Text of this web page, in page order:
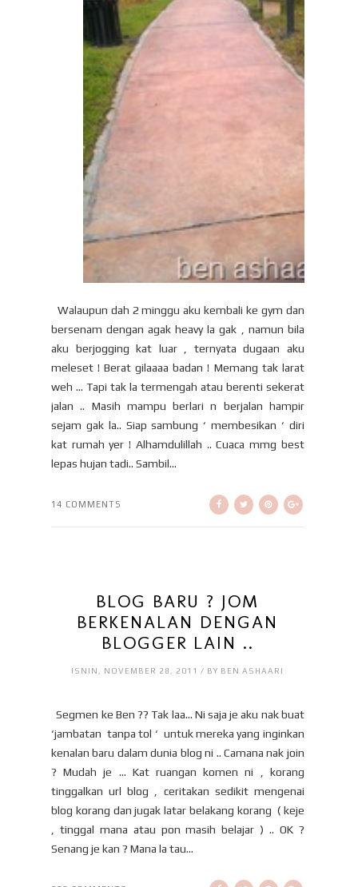
Walaupun dah 2 minggu aku kembali ke gym dan
bersenam dengan agak heavy la gak , namun bila
aku berjogging kat luar , ternyata dugaan aku
meleset ! Berat gilaaaa badan ! Memang tak larat
weh … Tapi tak la termengah atau berenti sekerat
jalan .. Masih mampu berlari n berjalan hampir
sejam gak la.. Siap sambung ‘ membesikan ‘ diri
kat rumah yer ! Alhamdulillah .. Cuaca mmg best
lepas hujan tadi.. Sambil...
14 COMMENTS
BLOG BARU ? JOM
BERKENALAN DENGAN
BLOGGER LAIN ..
ISNIN, NOVEMBER 28, 2011 / BY BEN ASHAARI
Segmen ke Ben ?? Tak laa… Ni saja je aku nak buat
‘jambatan tanpa tol ‘ untuk mereka yang inginkan
kenalan baru dalam dunia blog ni .. Camana nak join
? Mudah je … Kat ruangan komen ni , korang
tinggalkan url blog , ceritakan sedikit mengenai
blog korang dan jugak latar belakang korang ( keje
, tinggal mana atau pon masih belajar ) .. OK ?
Senang je kan ? Mana la tau...